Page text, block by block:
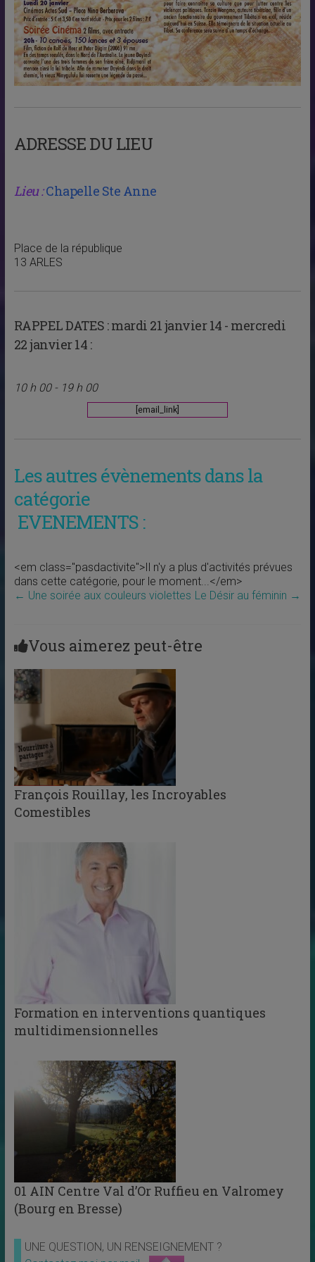
ADRESSE DU LIEU
Lieu :Chapelle Ste Anne
Place de la république
13 ARLES
RAPPEL DATES :mardi 21 janvier 14 - mercredi
22 janvier 14 :
10 h 00 - 19 h 00
[email_link]
Les autres évènements dans la
catégorie
EVENEMENTS :
<em class="pasdactivite">Il n'y a plus d'activités prévues
dans cette catégorie, pour le moment...</em>
← Une soirée aux couleurs violettes Le Désir au féminin →
Vous aimerez peut-être
François Rouillay, les Incroyables
Comestibles
Formation en interventions quantiques
multidimensionnelles
01 AIN Centre Val d’Or Ruffieu en Valromey
(Bourg en Bresse)
UNE QUESTION, UN RENSEIGNEMENT ?